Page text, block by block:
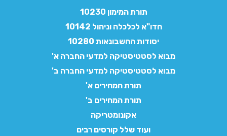
תורת המימון 10230
חדו"א לכלכלה וניהול 10142
יסודות החשבונאות 10280
מבוא לסטטיסטיקה למדעי החברה א'
מבוא לסטטיסטיקה למדעי החברה ב'
תורת המחירים א'
תורת המחירים ב'
אקונומטריקה
ועוד שלל קורסים רבים